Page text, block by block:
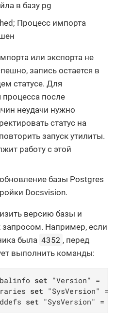
в базу pg
Процесс импорта
или экспорта не
запись остается в
статусе. Для
после
неудачи нужно
статус на
запуск утилиты.
работу с этой
базы Postgres
Docsvision.
версию базы и
запросом. Например, если
была 4352 , перед
выполнить команды:
set "Version" =
set "SysVersion" =
set "SysVersion" =